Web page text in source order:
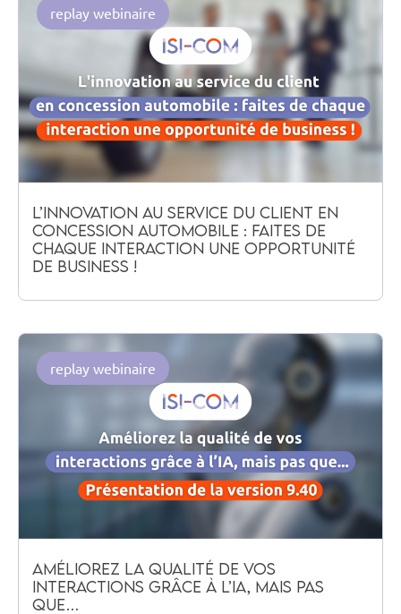
replay webinaire
L’innovation au service du client en
concession automobile : faites de
chaque interaction une opportunité
de business !
replay webinaire
Améliorez la qualité de vos
interactions grâce à l’IA, mais pas
que…